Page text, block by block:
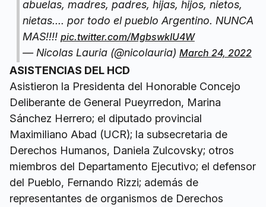
abuelas, madres, padres, hijas, hijos, nietos,
nietas.... por todo el pueblo Argentino. NUNCA
MAS!!!! pic.twitter.com/MgbswkIU4W
— Nicolas Lauria (@nicolauria) March 24, 2022
ASISTENCIAS DEL HCD
Asistieron la Presidenta del Honorable Concejo
Deliberante de General Pueyrredon, Marina
Sánchez Herrero; el diputado provincial
Maximiliano Abad (UCR); la subsecretaria de
Derechos Humanos, Daniela Zulcovsky; otros
miembros del Departamento Ejecutivo; el defensor
del Pueblo, Fernando Rizzi; además de
representantes de organismos de Derechos